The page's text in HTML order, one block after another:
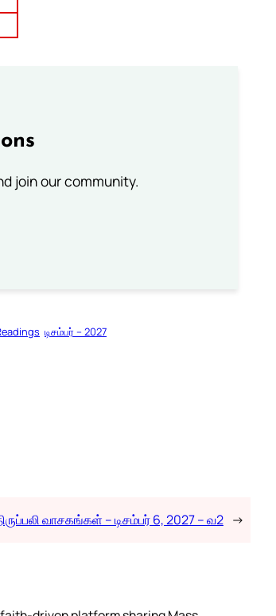
join our community.
டிசம்பர் – 2027
வாசகங்கள் – டிசம்பர் 6, 2027 – வ2 →